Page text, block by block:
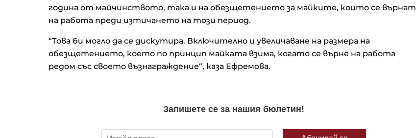
година от майчинството, така и на обезщетението за майките, които се върнат
на работа преди изтичането на този период.
“Това би могло да се дискутира. Включително и увеличаване на размера на
обезщетението, което по принцип майката взима, когато се върне на работа
редом със своето възнаграждение“, каза Ефремова.